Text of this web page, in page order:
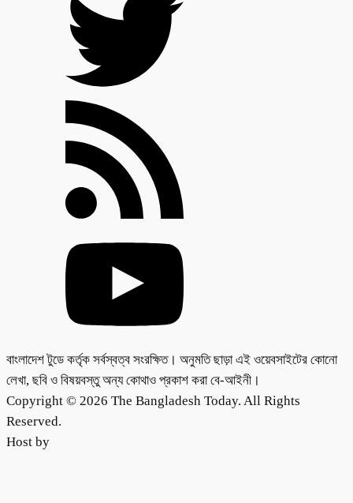
বাংলাদেশ টুডে কর্তৃক সর্বস্বত্ব সংরক্ষিত। অনুমতি ছাড়া এই ওয়েবসাইটের কোনো
লেখা, ছবি ও বিষয়বস্তু অন্য কোথাও প্রকাশ করা বে-আইনী।
Copyright © 2026 The Bangladesh Today. All Rights
Reserved.
Host by